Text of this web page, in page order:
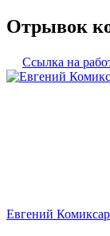
Отрывок
Ссылка на
Евгений Комиксар